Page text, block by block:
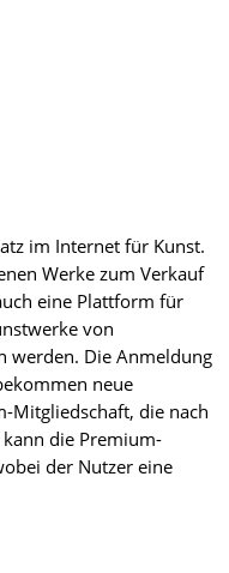
im Internet für Kunst.
Werke zum Verkauf
eine Plattform für
von
werden. Die Anmeldung
neue
Mitgliedschaft, die nach
die Premium-
der Nutzer eine